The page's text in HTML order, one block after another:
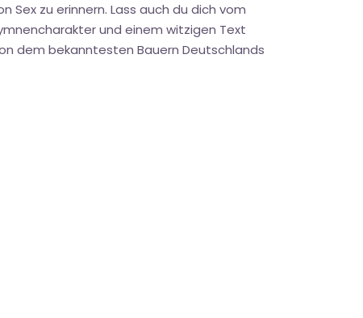
Sex zu erinnern. Lass auch du dich vom
und einem witzigen Text
dem bekanntesten Bauern Deutschlands